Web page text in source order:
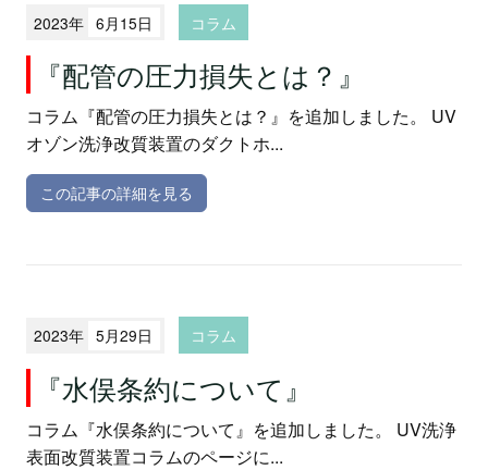
2023年 6月15日 コラム
『配管の圧力損失とは？』
コラム『配管の圧力損失とは？』を追加しました。 UV
オゾン洗浄改質装置のダクトホ...
この記事の詳細を見る
2023年 5月29日 コラム
『水俣条約について』
コラム『水俣条約について』を追加しました。 UV洗浄
表面改質装置コラムのページに...